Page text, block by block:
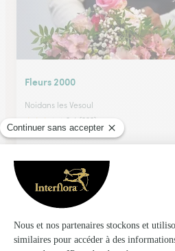
Fleurs 2000
Noidans les Vesoul
★ ★ ★ ★ ★ 3.4 (222)
1, rue de la Rocade
Voir la boutique